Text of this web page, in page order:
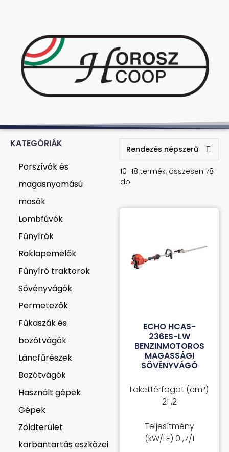
KATEGÓRIÁK
Porszívók és
magasnyomású
mosók
Lombfúvók
Fűnyírók
Raklapemelők
Fűnyíró traktorok
Sövényvágók
Permetezők
Fűkaszák és
bozótvágók
Láncfűrészek
Bozótvágók
Használt gépek
Gépek
Zöldterület
karbantartás eszközei
10–18 termék, összesen 78
db
ECHO HCAS-
236ES-LW
BENZINMOTOROS
MAGASSÁGI
SÖVÉNYVÁGÓ
Lökettérfogat (cm³)
21 ,2
Teljesítmény
(kW/LE) 0 ,7/1